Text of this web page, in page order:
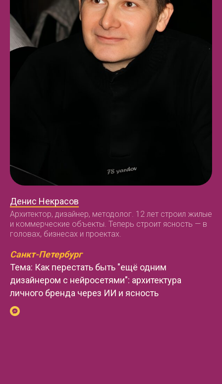
Денис Некрасов
Архитектор, дизайнер, методолог. 12 лет строил жилые
и коммерческие объекты. Теперь строит ясность — в
головах, бизнесах и проектах.
Санкт-Петербург
Тема: Как перестать быть "ещё одним
дизайнером с нейросетями": архитектура
личного бренда через ИИ и ясность